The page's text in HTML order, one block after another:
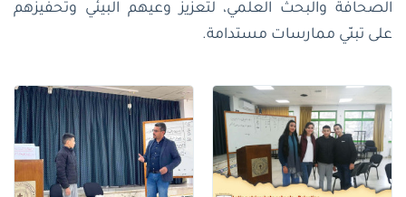
الصحافة والبحث العلمي، لتعزيز وعيهم البيئي وتحفيزهم
على تبنّي ممارسات مستدامة.